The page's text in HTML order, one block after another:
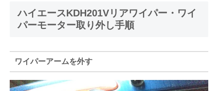
ハイエースKDH201Vリアワイパー・ワイ
パーモーター取り外し手順
ワイパーアームを外す